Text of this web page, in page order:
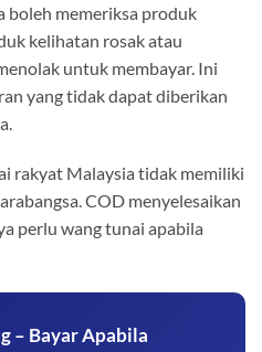
boleh memeriksa produk
kelihatan rosak atau
untuk membayar. Ini
yang tidak dapat diberikan
rakyat Malaysia tidak memiliki
COD menyelesaikan
perlu wang tunai apabila
– Bayar Apabila